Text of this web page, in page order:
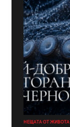
НЕЩАТА ОТ ЖИВОТА